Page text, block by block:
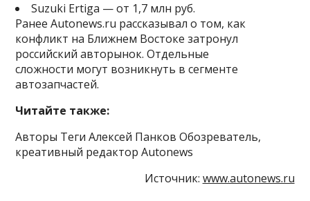
Suzuki Ertiga — от 1,7 млн руб.
Ранее Autonews.ru рассказывал о том, как
конфликт на Ближнем Востоке затронул
российский авторынок. Отдельные
сложности могут возникнуть в сегменте
автозапчастей.
Читайте также:
Авторы Теги Алексей Панков Обозреватель,
креативный редактор Autonews
Источник: www.autonews.ru